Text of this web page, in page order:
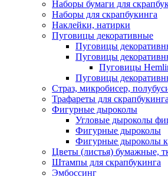
Наборы бумаги для
Наборы для скрапбукинга
Наклейки, натирки
Пуговицы декоративные
Пуговицы
Пуговицы
Пуговицы
Пуговицы
Страз, микробисер,
Трафареты для скрапбукинга
Фигурные дыроколы
Угловые дыроколы
Фигурные дыроколы
Фигурные дыроколы
Цветы (листья) бумажные,
Штампы для скрапбукинга
Эмбоссинг